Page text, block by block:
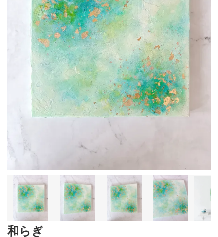
和らぎ